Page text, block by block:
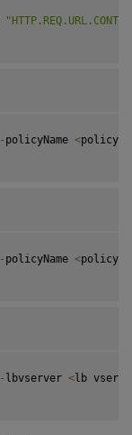
- policyName <policy
- policyName <policy
- lbvserver <lb